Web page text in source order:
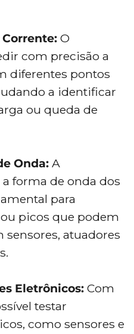
Corrente: O
com precisão a
diferentes pontos
a identificar
ou queda de
Onda: A
forma de onda dos
para
picos que podem
atuadores
Eletrônicos: Com
testar
como sensores e